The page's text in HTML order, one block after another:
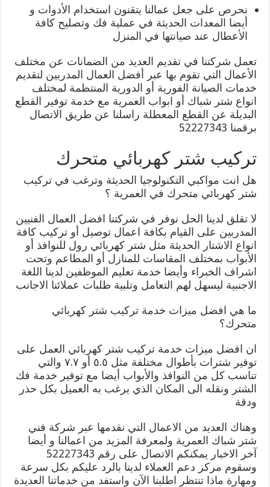
نحرص على جعل عمالنا يتقنون استخدام الأدوات و
أيضا المعدات الحديثة في عملية فك وتصليح كافة
الأعطال عند صيانتها في المنزل
تعمل شركتنا في تقديم العديد من الضمانات عن مختلف
الأعمال التي تقوم بها عبر أفضل العمال المدربين لتقديم
خدمات الصيانة الفورية أو الدورية المنتظمة لمختلف
انواع شتر شباك أو ابواب العمرية مع خدمة توفير القطع
البديلة عن القطع المعطلة راسلنا عن طريق الاتصال
برقمنا 52227343
تركيب شتر كهربائي متحرك
هل انت مواكبي التكنولوجيا الحديثة وترغب في تركيب
شتر كهربائي متحرك في العمرية ؟
لا تقلق لدينا الحل نوفر في شركتنا افضل العمال الفنيين
المدربين على القيام بكافة اعمال توصيل أو تركيب كافة
انواع الاشتار الحديثة مثل شتر كهربائي رول للنوافذ أو
الأبواب بمختلف المقاسات للمنازل أو المطاعم وتحت
اشراف الخبراء وأيضا خدمة تعليم الموظفين لدينا اللغة
الاجنبية ليسهل لهم التعامل وتلبية طلبات عملائنا الاجانب
ما هي افضل ميزات خدمة تركيب شتر كهربائي
متحرك؟
ان افضل ميزات خدمة تركيب شتر كهربائي العمل على
توفير شترات بأطوال مختلفة مثل ٥.٥ أو ٧.٧ والتي
تناسب كل من النوافذ والأبواب أيضا مع توفير خدمة فك
الشتر ونقله الى المكان الذي يرغب به العميل بكل حذر
ودقة
وهناك العديد من الاعمال التي نقدمها عبر شركة فني
شتر شباك العمرية ولمعرفة المزيد من اعمالنا و أيضا
آخر الاخبار يمكنكم الاتصال على رقم 52227343
وسقوم مركز دعم العملاء لدينا بالرد عليكم بكل سرعة
ومهارة ماذا تنتظر اطلبنا الآن واستفد من خدماتنا العديدة